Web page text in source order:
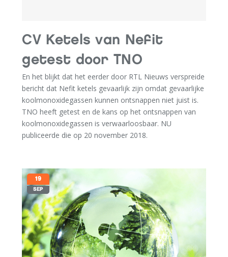
CV Ketels van Nefit
getest door TNO
En het blijkt dat het eerder door RTL Nieuws verspreide
bericht dat Nefit ketels gevaarlijk zijn omdat gevaarlijke
koolmonoxidegassen kunnen ontsnappen niet juist is.
TNO heeft getest en de kans op het ontsnappen van
koolmonoxidegassen is verwaarloosbaar. NU
publiceerde die op 20 november 2018.
19
SEP